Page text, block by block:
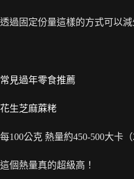
透過固定份量這樣的方式可以減
常見過年零食推薦
花生芝麻蔴粩
每100公克 熱量約450-500大卡（
這個熱量真的超級高！